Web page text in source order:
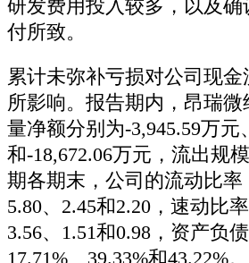
研发费用投入较多，以及
付所致。
累计未弥补亏损对公司现
所影响。报告期内，昂瑞
量净额分别为-3,945.59万元
和-18,672.06万元，流出规
期各期末，公司的流动比率
5.80、2.45和2.20，速动比
3.56、1.51和0.98，资产负